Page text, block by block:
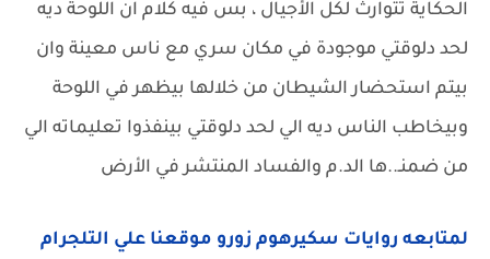
الحكاية تتوارث لكل الأجيال ، بس فيه كلام ان اللوحة ديه
لحد دلوقتي موجودة في مكان سري مع ناس معينة وان
بيتم استحضار الشيطان من خلالها بيظهر في اللوحة
وبيخاطب الناس ديه الي لحد دلوقتي بينفذوا تعليماته الي
من ضمنـ..ها الد.م والفساد المنتشر في الأرض
لمتابعه روايات سكيرهوم زورو موقعنا علي التلجرام